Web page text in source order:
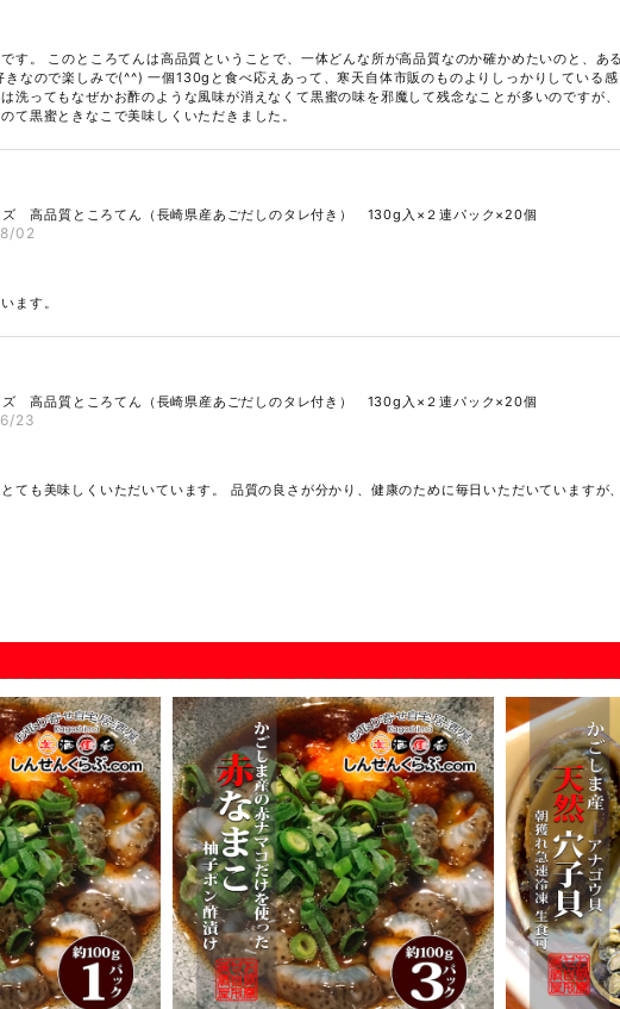
す。 このところてんは高品質ということで、一体どんな所が高品質なのか確かめたいのと、あ
きなので楽しみで(^^) 一個130gと食べ応えあって、寒天自体市販のものよりしっかりしている
洗ってもなぜかお酢のような風味が消えなくて黒蜜の味を邪魔して残念なことが多いのですが
て黒蜜ときなこで美味しくいただきました。
ズ 高品質ところてん（長崎県産あごだしのタレ付き） 130g入×２連パック×20個
02
ます。
ズ 高品質ところてん（長崎県産あごだしのタレ付き） 130g入×２連パック×20個
23
ても美味しくいただいています。 品質の良さが分かり、健康のために毎日いただいていますが
った事後悔しました。 ミナ貝は何度も食べてますがこんなに美味しくないのは初めてでした。こ
ましたがやっぱり、という感じでした。 ショップ自体も融通が効きません。